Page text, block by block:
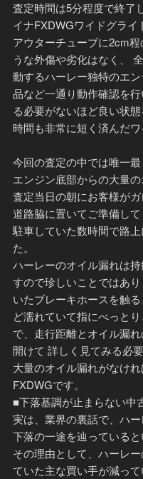
査定時間は5分程度で終了
イナFXDWGワイドグライ
アウターチューブに2cm
うな外傷や劣化はなく、
動するハーレー独特のエ
品など一通り動作確認を
る必要がないほど良い状
時間も非常に短く済んだワ
今回の査定の中では唯一最
エンジン底部からの大量の
査定当日の朝にお客様が
道路脇に置いてご準備し
駐車していた数時間で路
た。
ハーレーのオイル漏れは
すので珍しいことではあ
いたブレーキホースを触
ど濡れていて指にべっと
で、走行距離とオイル漏
開けて 詳しく見てみる必
大量のオイル漏れがなけ
FXDWGです。
■下落基調が止まらない中
実は、業界の裏話で、ハ
下落の一途を辿っていると
その理由として、ハーレ
ていた主な買い手が減っ